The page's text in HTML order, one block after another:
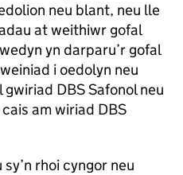
neu blant, neu lle
at weithiwr gofal
yn darparu’r gofal
i oedolyn neu
DBS Safonol neu
am wiriad DBS
rhoi cyngor neu